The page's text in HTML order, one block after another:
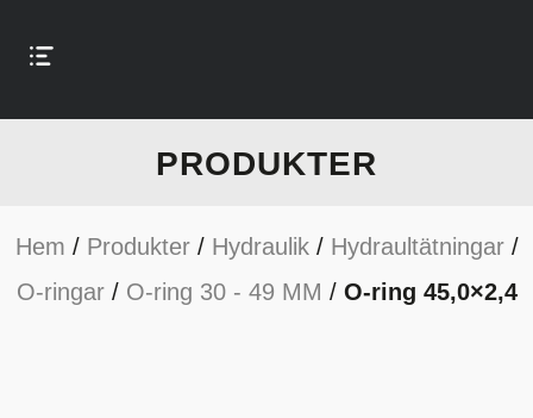
PRODUKTER
Hem / Produkter/ Hydraulik/ Hydraultätningar/
O-ringar/ O-ring 30 - 49 MM / O-ring 45,0×2,4